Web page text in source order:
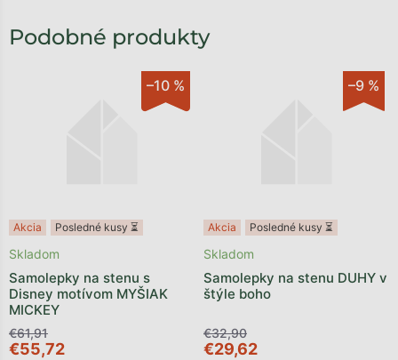
–10 %
Akcia Posledné kusy ⏳
Samolepky na stenu s
Disney motívom MYŠIAK
MICKEY
Skladom
€61,91
€55,72
–9 %
Akcia Posledné kusy ⏳
Samolepky na stenu DUHY v
štýle boho
Skladom
€32,90
€29,62